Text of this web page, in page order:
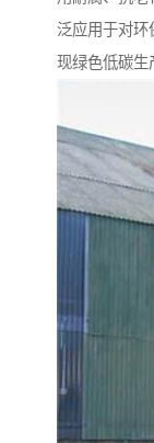
泛应用于对
现绿色低碳生